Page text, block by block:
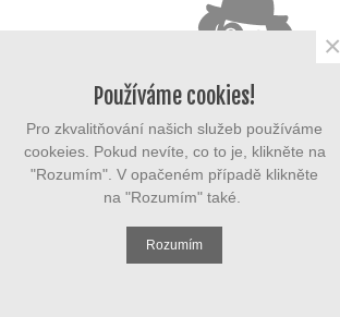
Používáme cookies!
Pro zkvalitňování našich služeb používáme
cookeies. Pokud nevíte, co to je, klikněte na
"Rozumím". V opačeném případě klikněte
na "Rozumím" také.
Rozumím
×